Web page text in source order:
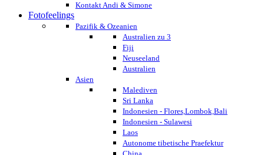
Kontakt Andi & Simone
Fotofeelings
Pazifik & Ozeanien
Australien zu 3
Fiji
Neuseeland
Australien
Asien
Malediven
Sri Lanka
Indonesien - Flores,Lombok,Bali
Indonesien - Sulawesi
Laos
Autonome tibetische Praefektur